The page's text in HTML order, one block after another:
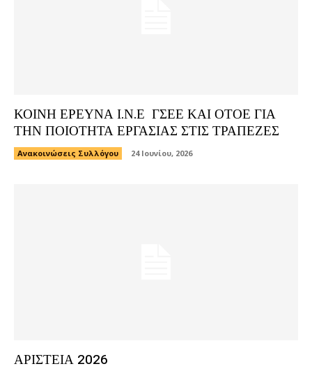
ΚΟΙΝΗ ΕΡΕΥΝΑ Ι.Ν.Ε ΓΣΕΕ ΚΑΙ ΟΤΟΕ ΓΙΑ
ΤΗΝ ΠΟΙΟΤΗΤΑ ΕΡΓΑΣΙΑΣ ΣΤΙΣ ΤΡΑΠΕΖΕΣ
Ανακοινώσεις Συλλόγου 24 Ιουνίου, 2026
ΑΡΙΣΤΕΙΑ 2026